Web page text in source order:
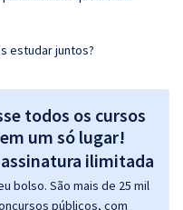
estudar juntos?
todos os cursos
um só lugar!
bolso. São mais de 25 mil
públicos, com